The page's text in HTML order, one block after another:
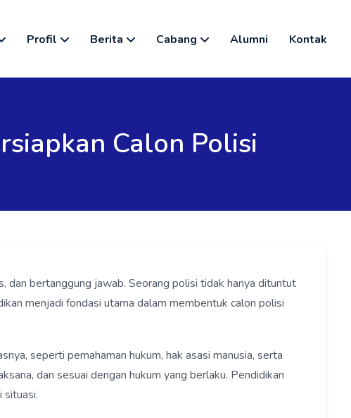
Profil Berita Cabang Alumni Kontak
Calon Polisi
dan bertanggung jawab. Seorang polisi tidak hanya dituntut
menjadi fondasi utama dalam membentuk calon polisi
seperti pemahaman hukum, hak asasi manusia, serta
dan sesuai dengan hukum yang berlaku. Pendidikan
situasi.